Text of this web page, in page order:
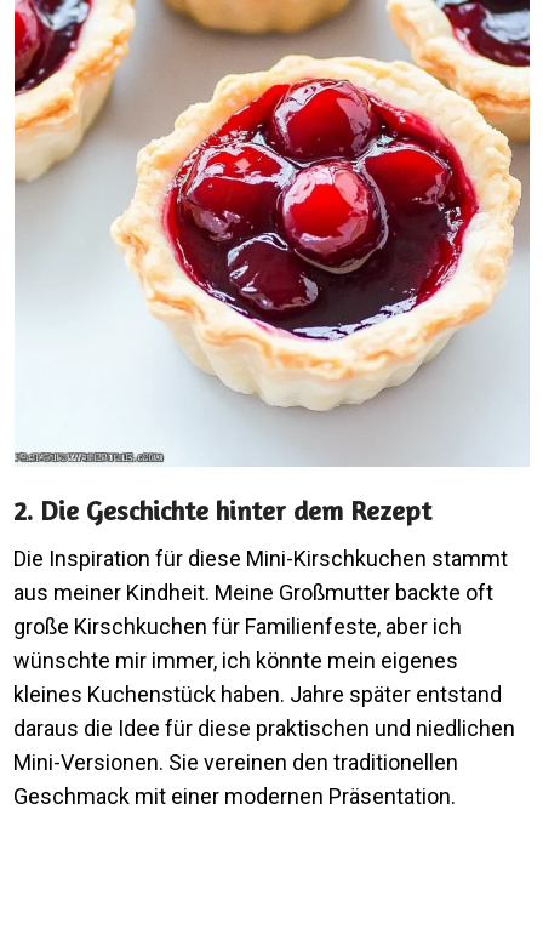
2. Die Geschichte hinter dem Rezept
Die Inspiration für diese Mini-Kirschkuchen stammt
aus meiner Kindheit. Meine Großmutter backte oft
große Kirschkuchen für Familienfeste, aber ich
wünschte mir immer, ich könnte mein eigenes
kleines Kuchenstück haben. Jahre später entstand
daraus die Idee für diese praktischen und niedlichen
Mini-Versionen. Sie vereinen den traditionellen
Geschmack mit einer modernen Präsentation.